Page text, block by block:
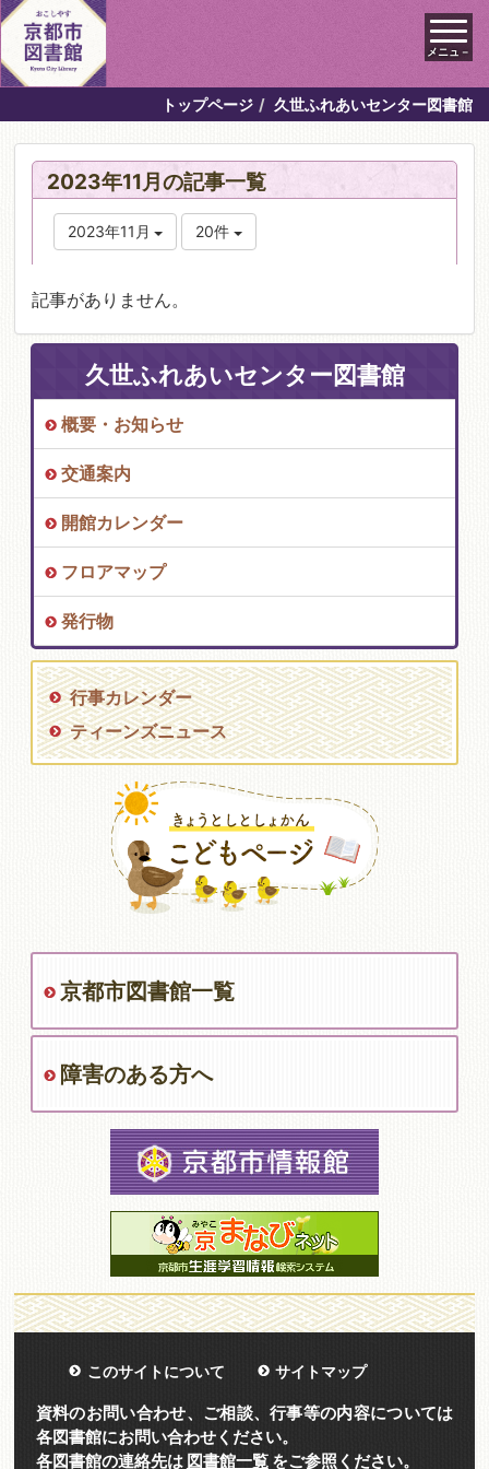
メニュ－
トップページ 久世ふれあいセンター図書館
2023年11月の記事一覧
2023年11月 20件
記事がありません。
久世ふれあいセンター図書館
概要・お知らせ
交通案内
開館カレンダー
フロアマップ
発行物
行事カレンダー
ティーンズニュース
京都市図書館一覧
障害のある方へ
このサイトについて サイトマップ
資料のお問い合わせ、ご相談、行事等の内容については
各図書館にお問い合わせください。
各図書館の連絡先は 図書館一覧をご参照ください。